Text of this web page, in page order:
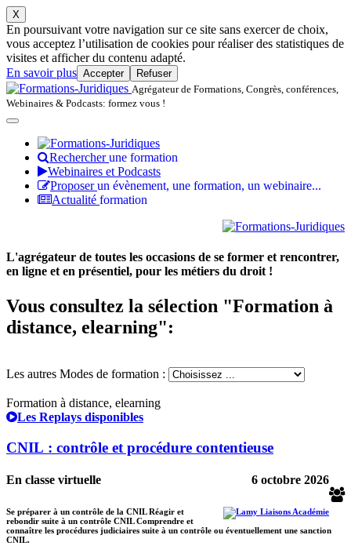
X
En poursuivant votre navigation sur ce site sans exercer de choix,
vous acceptez l’utilisation de cookies pour réaliser des statistiques de
visites et afficher du contenu adapté.
En savoir plus Accepter
Refuser
Agrégateur de Formations, Congrès, conférences,
Webinaires & Podcasts: formez vous !
Rechercherune formation
Webinaires et Podcasts
Proposerun évènement, une formation, un webinaire...
Actualité formation
L'agrégateur de toutes les occasions de se former et rencontrer,
en ligne et en présentiel, pour les métiers du droit !
Vous consultez la sélection "Formation à
distance, elearning":
Les autres Modes de formation :
Formation à distance, elearning
Les Replays disponibles
CNIL : contrôle et procédure contentieuse
En classe virtuelle 6 octobre 2026
Se préparer à un contrôle de la CNIL Réagir et
rebondir suite à un contrôle CNIL Comprendre et
connaître les procédures judiciaires suite à un contrôle ou éventuellement une sanction
CNIL.